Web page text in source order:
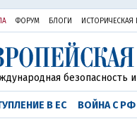
ФОРУМ БЛОГИ ИСТОРИЧЕСКАЯ
безопасность
В ЕС ВОЙНА С РФ